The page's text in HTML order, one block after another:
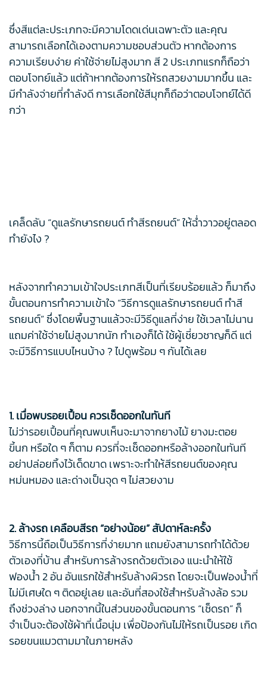
ซึ่งสีแต่ละประเภทจะมีความโดดเด่นเฉพาะตัว และคุณ
สามารถเลือกได้เองตามความชอบส่วนตัว หากต้องการ
ความเรียบง่าย ค่าใช้จ่ายไม่สูงมาก สี 2 ประเภทแรกก็ถือว่า
ตอบโจทย์แล้ว แต่ถ้าหากต้องการให้รถสวยงามมากขึ้น และ
มีกำลังจ่ายที่กำลังดี การเลือกใช้สีมุกก็ถือว่าตอบโจทย์ได้ดี
กว่า
เคล็ดลับ “ดูแลรักษารถยนต์ ทำสีรถยนต์” ให้ฉ่ำวาวอยู่ตลอด
ทำยังไง ?
หลังจากทำความเข้าใจประเภทสีเป็นที่เรียบร้อยแล้ว ก็มาถึง
ขั้นตอนการทำความเข้าใจ “วิธีการดูแลรักษารถยนต์ ทำสี
รถยนต์” ซึ่งโดยพื้นฐานแล้วจะมีวิธีดูแลที่ง่าย ใช้เวลาไม่นาน
แถมค่าใช้จ่ายไม่สูงมากนัก ทำเองก็ได้ ใช้ผู้เชี่ยวชาญก็ดี แต่
จะมีวิธีการแบบไหนบ้าง ? ไปดูพร้อม ๆ กันได้เลย
1. เมื่อพบรอยเปื้อน ควรเช็ดออกในทันที
ไม่ว่ารอยเปื้อนที่คุณพบเห็นจะมาจากยางไม้ ยางมะตอย
ขี้นก หรือใด ๆ ก็ตาม ควรที่จะเช็ดออกหรือล้างออกในทันที
อย่าปล่อยทิ้งไว้เด็ดขาด เพราะจะทำให้สีรถยนต์ของคุณ
หม่นหมอง และด่างเป็นจุด ๆ ไม่สวยงาม
2. ล้างรถ เคลือบสีรถ “อย่างน้อย” สัปดาห์ละครั้ง
วิธีการนี้ถือเป็นวิธีการที่ง่ายมาก แถมยังสามารถทำได้ด้วย
ตัวเองที่บ้าน สำหรับการล้างรถด้วยตัวเอง แนะนำให้ใช้
ฟองน้ำ 2 อัน อันแรกใช้สำหรับล้างผิวรถ โดยจะเป็นฟองน้ำที่
ไม่มีเศษใด ๆ ติดอยู่เลย และอันที่สองใช้สำหรับล้างล้อ รวม
ถึงช่วงล่าง นอกจากนี้ในส่วนของขั้นตอนการ “เช็ดรถ” ก็
จำเป็นจะต้องใช้ผ้าที่เนื้อนุ่ม เพื่อป้องกันไม่ให้รถเป็นรอย เกิด
รอยขนแมวตามมาในภายหลัง